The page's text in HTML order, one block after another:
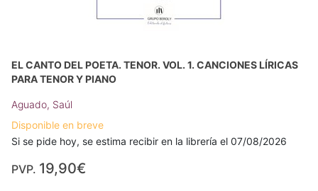
EL CANTO DEL POETA. TENOR. VOL. 1. CANCIONES LÍRICAS
PARA TENOR Y PIANO
Aguado, Saúl
Disponible en breve
Si se pide hoy, se estima recibir en la librería el 07/08/2026
PVP. 19,90€